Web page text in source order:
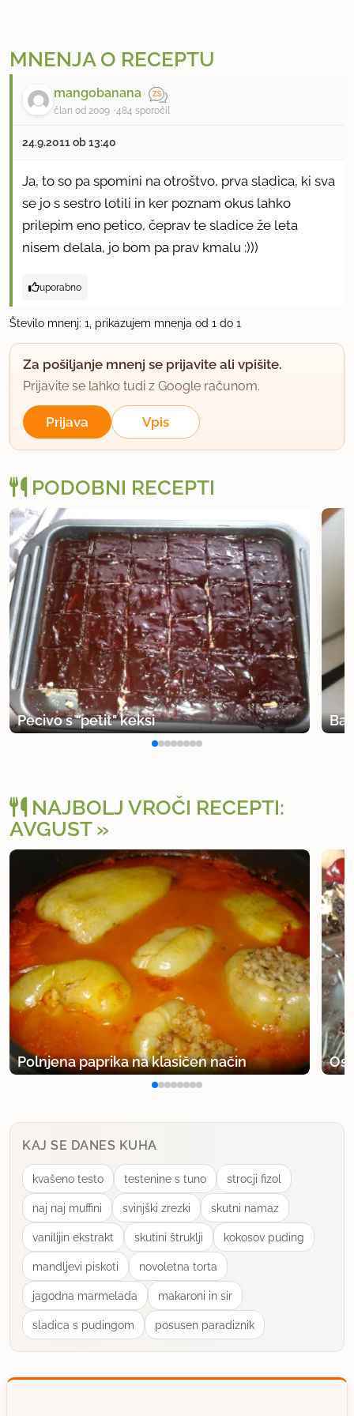
MNENJA O RECEPTU
mangobanana
član od 2009 484 sporočil
24.9.2011 ob 13:40
Ja, to so pa spomini na otroštvo, prva sladica, ki sva
se jo s sestro lotili in ker poznam okus lahko
prilepim eno petico, čeprav te sladice že leta
nisem delala, jo bom pa prav kmalu :)))
uporabno
Število mnenj: 1, prikazujem mnenja od 1 do 1
Za pošiljanje mnenj se prijavite ali vpišite.
Prijavite se lahko tudi z Google računom.
Prijava Vpis
PODOBNI RECEPTI
Pecivo s "petit" keksi
NAJBOLJ VROČI RECEPTI:
AVGUST
Polnjena paprika na klasičen način
KAJ SE DANES KUHA
kvašeno testo testenine s tuno strocji fizol
naj naj muffini svinjški zrezki skutni namaz
vanilijin ekstrakt skutini štruklji kokosov puding
mandljevi piskoti novoletna torta
jagodna marmelada makaroni in sir
sladica s pudingom posusen paradiznik